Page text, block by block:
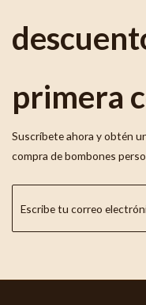
primera
Suscríbete ahora y obtén
compra de bombones